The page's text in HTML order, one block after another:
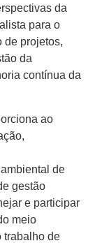
da
para o
de projetos,
da
contínua da
ao
de
gestão
e participar
meio
trabalho de